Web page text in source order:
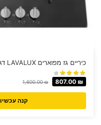
כיריים גז מפוארים LAVALUX דגם LAVABLA40
1,600.00₪ 807.00 ₪
קנה עכשיו